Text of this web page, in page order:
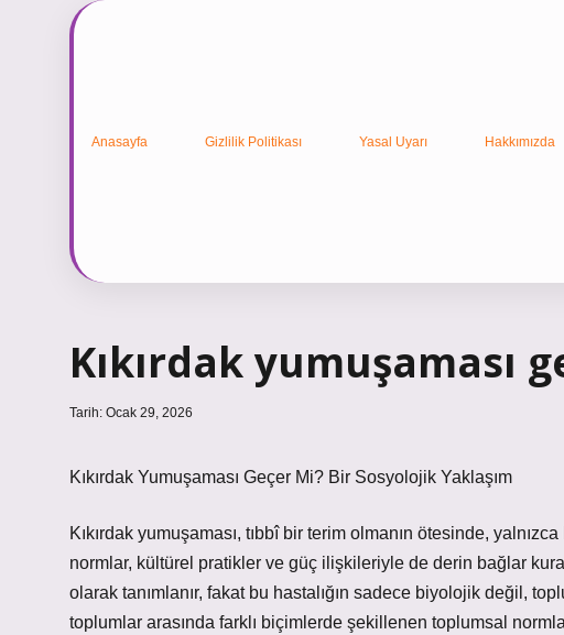
Anasayfa Gizlilik Politikası Yasal Uyarı Hakkımızda
Kıkırdak yumuşaması
Tarih: Ocak 29, 2026
Kıkırdak Yumuşaması Geçer Mi? Bir Sosyolojik Yaklaşım
Kıkırdak yumuşaması, tıbbî bir terim olmanın ötesinde,
normlar, kültürel pratikler ve güç ilişkileriyle de derin bağlar
olarak tanımlanır, fakat bu hastalığın sadece biyolojik değil,
toplumlar arasında farklı biçimlerde şekillenen toplumsal